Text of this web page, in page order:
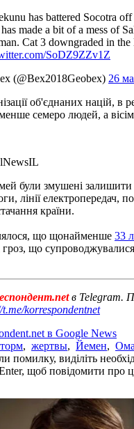
has battered Socotra off
made a bit of a mess of
Cat 3 downgraded in the
SoDZ9ZZv1Z
(@Bex2018Geobex) 26
об'єднаних націй, в
семеро людей, а вісім
були змушені залишити
лінії електропередач,
країни.
що щонайменше 33
гроз, що
в Telegram.
korrespondentnet
в Google News
, жертвы, Йемен,
помилку, виділіть
щоб повідомити про